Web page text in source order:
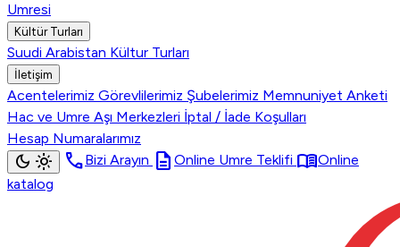
Umresi
Kültür Turları
Suudi Arabistan Kültur Turları
İletişim
Acentelerimiz Görevlilerimiz Şubelerimiz Memnuniyet Anketi
Hac ve Umre Aşı Merkezleri İptal / İade Koşulları
Hesap Numaralarımız
dark_mode light_mode callBizi Arayın description Online Umre Teklifi menu_bookOnline
katalog